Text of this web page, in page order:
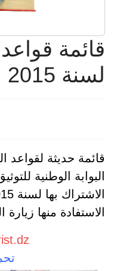
لسنة 2015
قائمة حديثة لقواعد
الاستفادة منها زيارة